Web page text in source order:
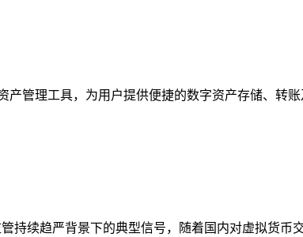
管理工具，为用户提供便捷的数字资产存储、转
持续趋严背景下的典型信号，随着国内对虚拟货币